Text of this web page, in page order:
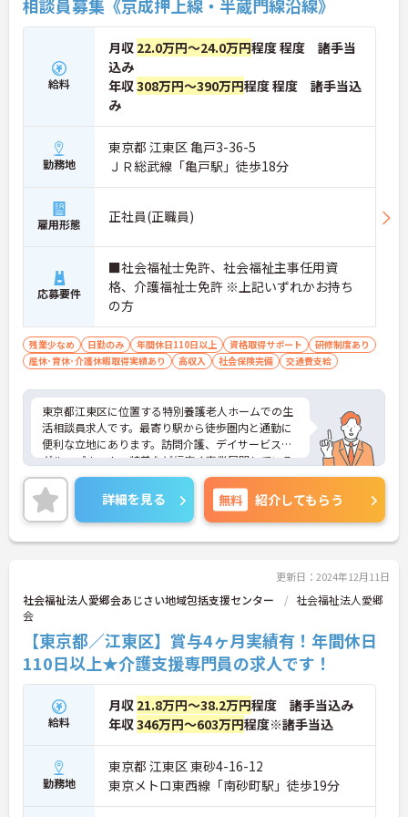
相談員募集《京成押上線・半蔵門線沿線》
給料
月収 22.0万円～24.0万円程度 程度 諸手当
込み
年収308万円～390万円程度 程度 諸手当込
み
勤務地
東京都 江東区 亀戸3-36-5
ＪＲ総武線「亀戸駅」徒歩18分
雇用形態 正社員(正職員)
応募要件
■社会福祉士免許、社会福祉主事任用資
格、介護福祉士免許 ※上記いずれかお持ち
の方
残業少なめ 日勤のみ 年間休日110日以上 資格取得サポート
研修制度あり
産休･育休･介護休暇取得実績あり
高収入 社会保険完備 交通費支給
東京都江東区に位置する特別養護老人ホームでの生
活相談員求人です。最寄り駅から徒歩圏内と通勤に
便利な立地にあります。訪問介護、デイサービス、
グループホーム、特養など幅広く事業展開している
法人が運営していることもあり、母体の安定感は抜
群です。少人数で共同生活を送ることにより、認知
症の症状の進行を緩和とよりよい日常生活を送るこ
とを大切にしているため、1人1人の利用者さまをし
っかりとみることができます。ご興味のある方はお
詳細を見る 無料 紹介してもらう
更新日：2024年12月11日
社会福祉法人愛郷会あじさい地域包括支援センター
社会福祉法人愛郷
会
【東京都／江東区】賞与4ヶ月実績有！年間休日
110日以上★介護支援専門員の求人です！
給料
月収 21.8万円～38.2万円程度 諸手当込み
年収346万円～603万円程度※諸手当込
勤務地
東京都 江東区 東砂4-16-12
東京メトロ東西線「南砂町駅」徒歩19分